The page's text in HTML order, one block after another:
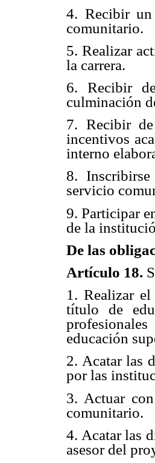
4. Recibir
comunitario.
5. Realizar
la carrera.
6. Recibir
culminación
7. Recibir
incentivos
interno
8.
servicio
9. Participar
de la
De las
Artículo 18.
1. Realizar
título de
educación
2. Acatar las
por las
3. Actuar
comunitario.
4. Acatar las
asesor del